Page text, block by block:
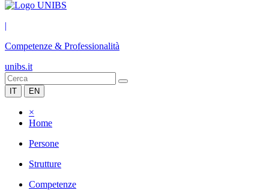
|
Competenze & Professionalità
unibs.it
IT EN
×
Home
Persone
Strutture
Competenze